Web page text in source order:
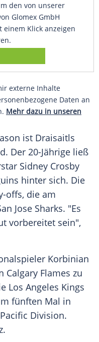
den von unserer
Glomex GmbH
einem Klick anzeigen
externe Inhalte
Daten an
Mehr dazu in unseren
ist Draisaitls
. Der 20-Jährige ließ
Sidney Crosby
hinter sich. Die
offs, die am
Jose Sharks. "Es
vorbereitet sein",
Korbinian
Calgary Flames zu
Los Angeles Kings
fünften Mal in
Division.